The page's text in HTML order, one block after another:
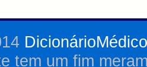
tem um fim